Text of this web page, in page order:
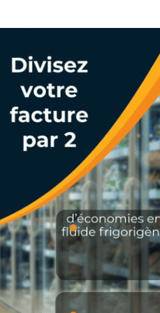
investissements
réduire sa
d’eau
01.07
Aldi Studio
première collection
inspirée de ses
visuels
01.07
Cafom
des résultats
hausse, portés par
commerce
30.06
La
une croissance
2025